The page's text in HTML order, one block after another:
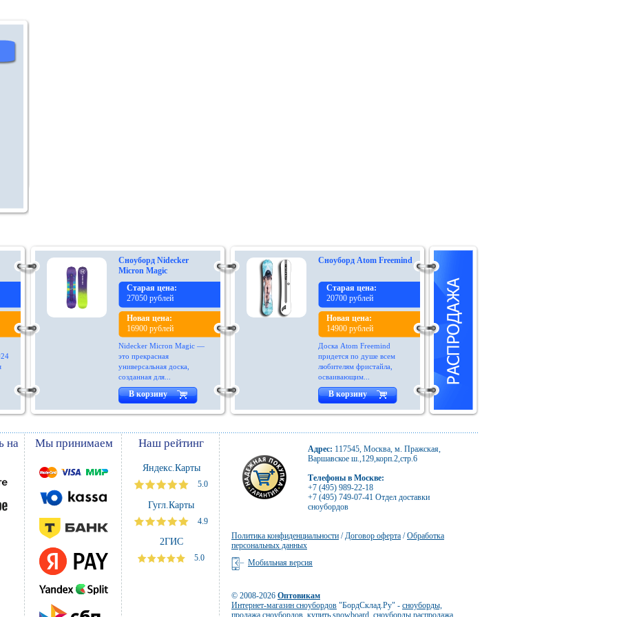
Сноуборд Nidecker
Micron Magic
Старая цена:
27050 рублей
Новая цена:
16900 рублей
Nidecker Micron Magic —
это прекрасная
универсальная доска,
созданная для...
В корзину
Сноуборд Atom Freemind
Старая цена:
20700 рублей
Новая цена:
14900 рублей
Доска Atom Freemind
придется по душе всем
любителям фристайла,
осваивающим...
В корзину
на Мы принимаем Наш рейтинг
Яндекс.Карты
5.0
Гугл.Карты
4.9
2ГИС
5.0
Адрес: 117545, Москва, м. Пражская,
Варшавское ш.,129,корп.2,стр.6
Телефоны в Москве:
+7 (495) 989-22-18
+7 (495) 749-07-41 Отдел доставки
сноубордов
Политика конфиденциальности /Договор оферта /Обработка
персональных данных
Мобильная версия
© 2008-2026 Оптовикам
Интернет-магазин сноубордов "БордСклад.Ру" - сноуборды,
продажа сноубордов купить snowboard сноуборды распродажа